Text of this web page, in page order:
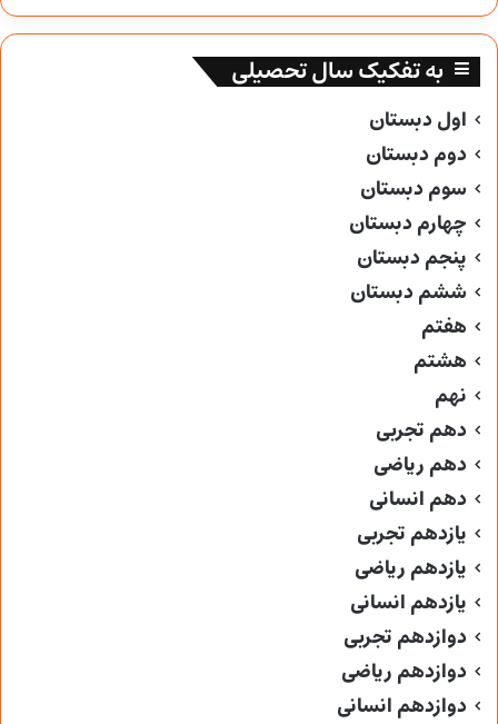
به تفکیک سال تحصیلی
اول دبستان
دوم دبستان
سوم دبستان
چهارم دبستان
پنجم دبستان
ششم دبستان
هفتم
هشتم
نهم
دهم تجربی
دهم ریاضی
دهم انسانی
یازدهم تجربی
یازدهم ریاضی
یازدهم انسانی
دوازدهم تجربی
دوازدهم ریاضی
دوازدهم انسانی